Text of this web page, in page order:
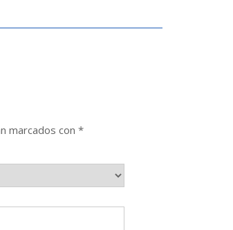
marcados con *